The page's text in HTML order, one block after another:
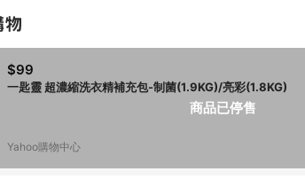
商品已停售
$99
一匙靈 超濃縮洗衣精補充包-制菌(1.9KG)/亮彩(1.8KG)
Yahoo購物中心